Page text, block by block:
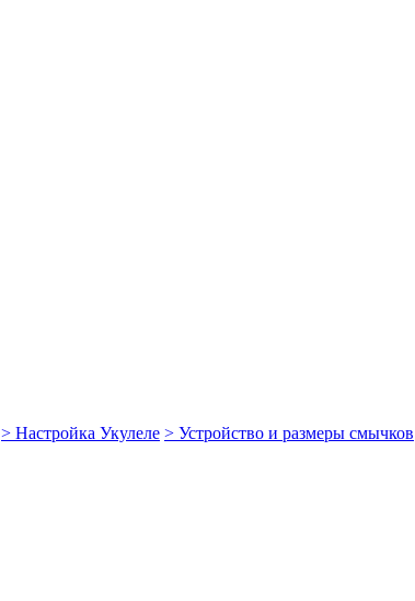
> Настройка Укулеле > Устройство и размеры смычков